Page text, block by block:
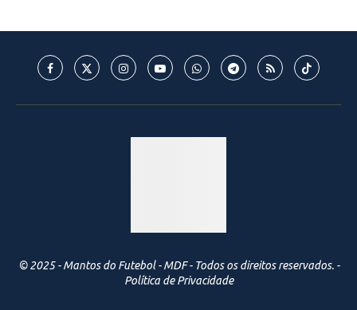
© 2025 - Mantos do Futebol - MDF - Todos os direitos reservados. -
Política de Privacidade